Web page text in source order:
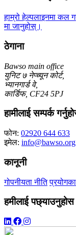
हाम्रो हेल्पलाइनमा कल
मा जानुहोस्।
ठेगाना
Bawso main office
युनिट ७ नेप्च्यून कोर्ट,
भ्यानगार्ड वे,
कार्डिफ, CF24 5PJ
हामीलाई सम्पर्क
फोन: 02920 644 633
इमेल:
कानूनी
गोपनीयता नीति
हमीलाई पछ्याउनुहोस